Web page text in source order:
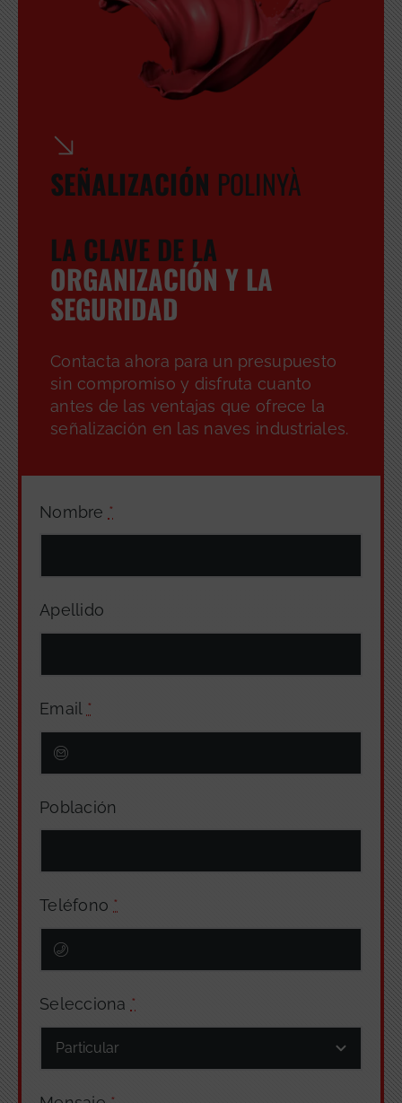
Nombre *
Apellido
Email *
Población
Teléfono *
Selecciona *
SEÑALIZACIÓN POLINYÀ
LA CLAVE DE LA
ORGANIZACIÓN Y LA
SEGURIDAD
Contacta ahora para un presupuesto
sin compromiso y disfruta cuanto
antes de las ventajas que ofrece la
señalización en las naves industriales.
GRATUITA